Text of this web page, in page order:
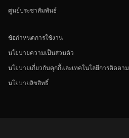
ศูนย์ประชาสัมพันธ์
ข้อกำหนดการใช้งาน
นโยบายความเป็นส่วนตัว
นโยบายเกี่ยวกับคุกกี้และเทคโนโลยีการติดตาม
นโยบายลิขสิทธิ์